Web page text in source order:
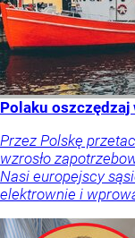
Polaku oszczędzaj
Przez Polskę
wzrosło
Nasi europejscy
elektrownie i